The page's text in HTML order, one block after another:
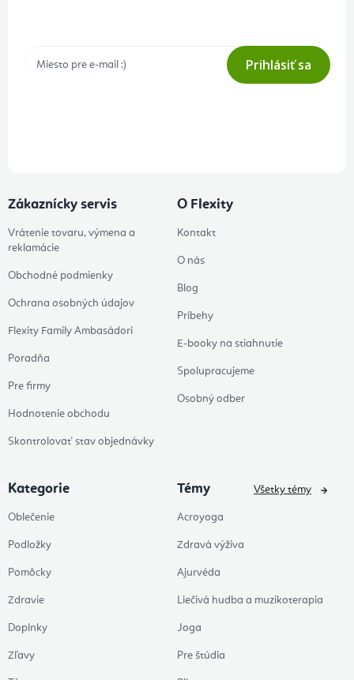
Prihlásiť sa
Zákaznícky servis
Vrátenie tovaru, výmena a
reklamácie
Obchodné podmienky
Ochrana osobných údajov
Flexity Family Ambasádori
Poradňa
Pre firmy
Hodnotenie obchodu
Skontrolovať stav objednávky
O Flexity
Kontakt
O nás
Blog
Príbehy
E-booky na stiahnutie
Spolupracujeme
Osobný odber
Kategorie
Oblečenie
Podložky
Pomôcky
Zdravie
Doplnky
Zľavy
Témy
Acroyoga
Zdravá výživa
Ajurvéda
Liečivá hudba a muzikoterapia
Joga
Pre štúdia
Všetky témy